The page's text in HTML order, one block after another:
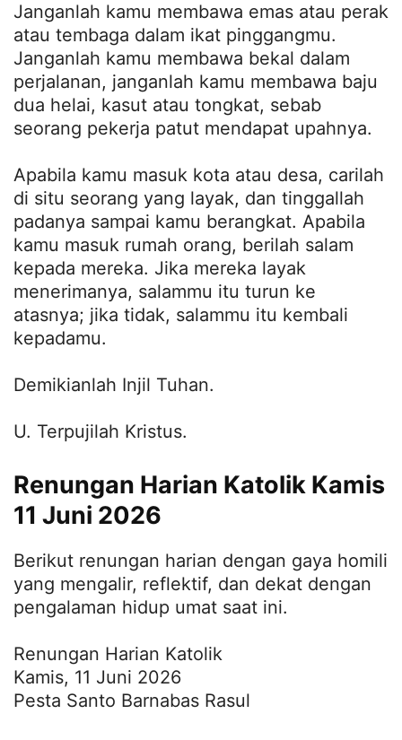
Janganlah kamu membawa emas atau perak
atau tembaga dalam ikat pinggangmu.
Janganlah kamu membawa bekal dalam
perjalanan, janganlah kamu membawa baju
dua helai, kasut atau tongkat, sebab
seorang pekerja patut mendapat upahnya.
Apabila kamu masuk kota atau desa, carilah
di situ seorang yang layak, dan tinggallah
padanya sampai kamu berangkat. Apabila
kamu masuk rumah orang, berilah salam
kepada mereka. Jika mereka layak
menerimanya, salammu itu turun ke
atasnya; jika tidak, salammu itu kembali
kepadamu.
Demikianlah Injil Tuhan.
U. Terpujilah Kristus.
Renungan Harian Katolik Kamis
11 Juni 2026
Berikut renungan harian dengan gaya homili
yang mengalir, reflektif, dan dekat dengan
pengalaman hidup umat saat ini.
Renungan Harian Katolik
Kamis, 11 Juni 2026
Pesta Santo Barnabas Rasul